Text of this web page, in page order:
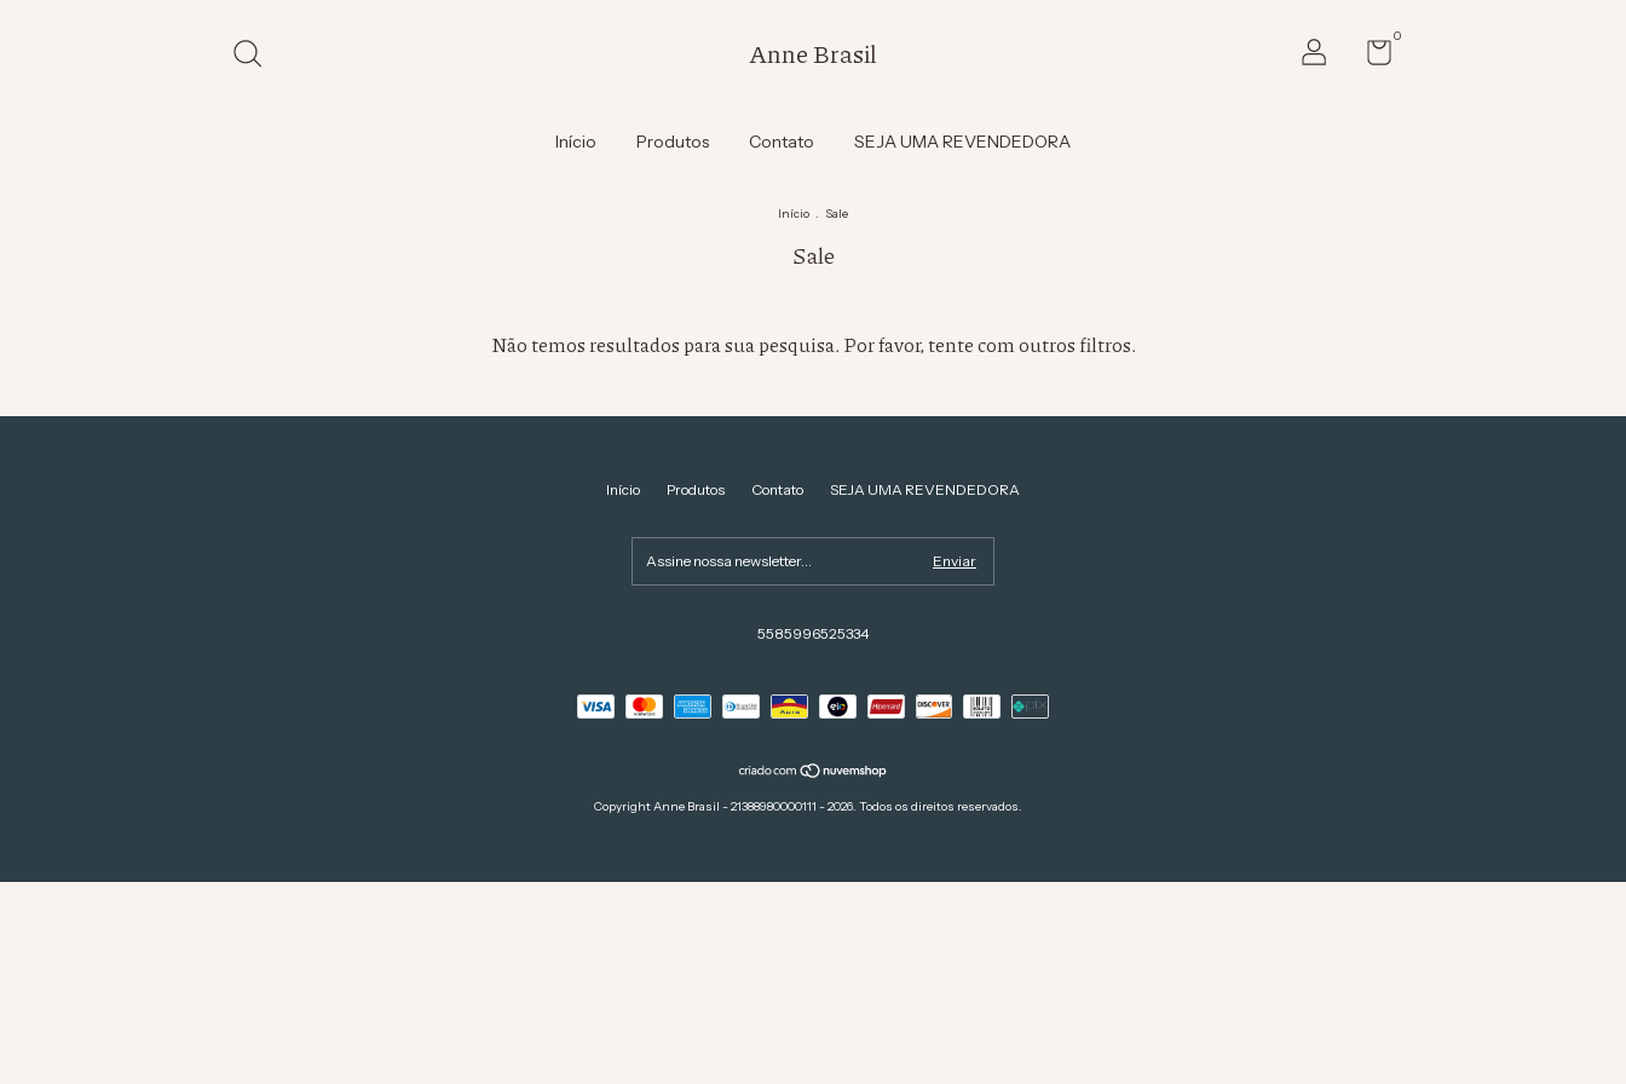
Anne Brasil
0
Início Produtos Contato SEJA UMA REVENDEDORA
Início . Sale
Sale
Não temos resultados para sua pesquisa. Por favor, tente com outros filtros.
Início Produtos Contato SEJA UMA REVENDEDORA
5585996525334
Copyright Anne Brasil - 21388980000111 - 2026. Todos os direitos reservados.